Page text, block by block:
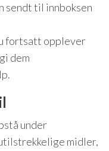
sendt til innboksen
fortsatt opplever
dem
under
midler,